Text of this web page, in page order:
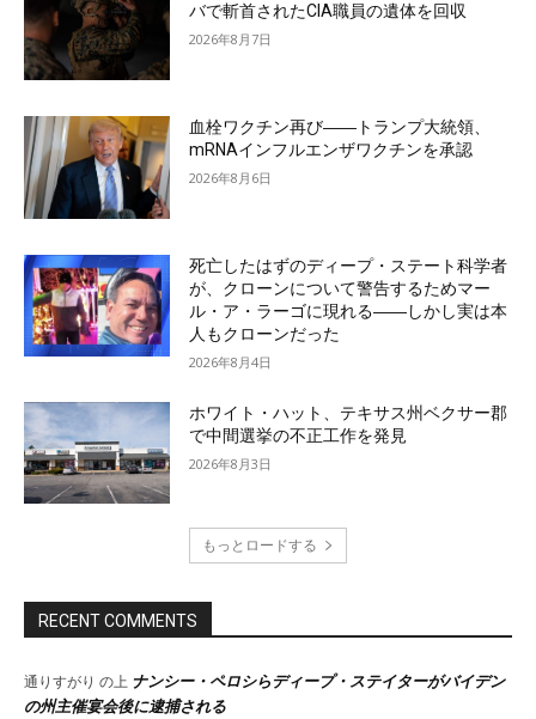
バで斬首されたCIA職員の遺体を回収
2026年8月7日
血栓ワクチン再び――トランプ大統領、
mRNAインフルエンザワクチンを承認
2026年8月6日
死亡したはずのディープ・ステート科学者
が、クローンについて警告するためマー
ル・ア・ラーゴに現れる――しかし実は本
人もクローンだった
2026年8月4日
ホワイト・ハット、テキサス州ベクサー郡
で中間選挙の不正工作を発見
2026年8月3日
もっとロードする
RECENT COMMENTS
通りすがり の上 ナンシー・ペロシらディープ・ステイターがバイデン
の州主催宴会後に逮捕される